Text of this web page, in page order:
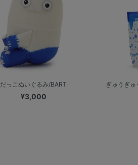
だっこぬいぐるみ/BART
¥3,000
ぎゅうぎ